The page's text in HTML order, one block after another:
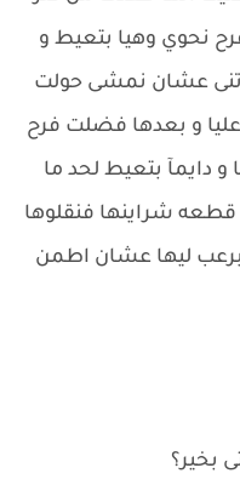
نحوي وهيا بتعيط و
عشان نمشى حولت
و بعدها فضلت فرح
دايمآ بتعيط لحد ما
قطعه شراينها فنقلوها
ليها عشان اطمن
بخير؟